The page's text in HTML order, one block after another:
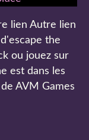
lien Autre lien
the
ou jouez sur
est dans les
AVM Games